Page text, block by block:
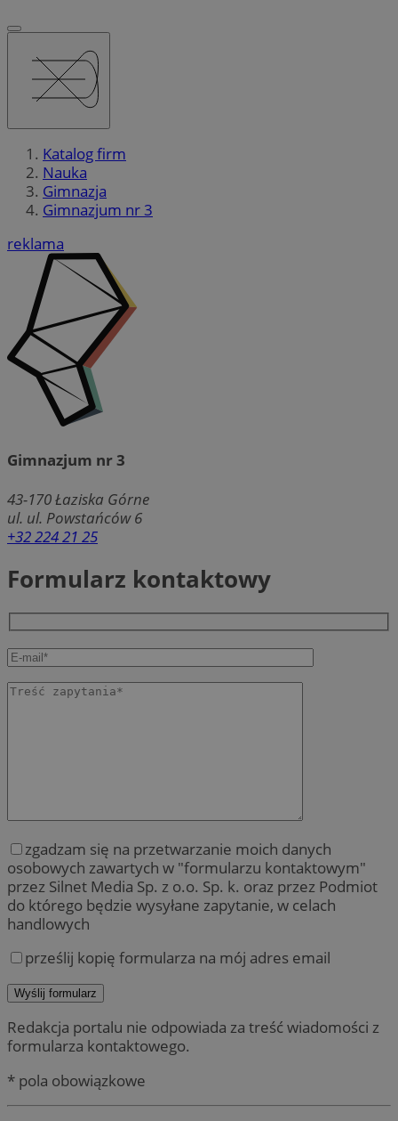
Katalog firm
Nauka
Gimnazja
Gimnazjum nr 3
reklama
Gimnazjum nr 3
43-170Łaziska Górne
ul. ul. Powstańców 6
+32 224 21 25
Formularz kontaktowy
zgadzam się na przetwarzanie moich danych
osobowych zawartych w "formularzu kontaktowym"
przez Silnet Media Sp. z o.o. Sp. k. oraz przez Podmiot
do którego będzie wysyłane zapytanie, w celach
handlowych
prześlij kopię formularza na mój adres email
Redakcja portalu nie odpowiada za treść wiadomości z
formularza kontaktowego.
* pola obowiązkowe